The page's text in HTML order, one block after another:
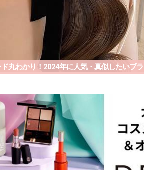
丸わかり！2024年に人気・真似したいブ